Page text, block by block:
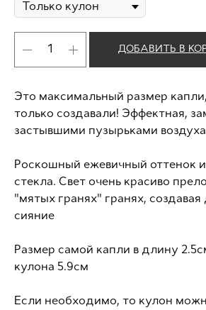
ДОБАВИТЬ В
Это максимальный размер
только создавали! Эффектная,
застывшими пузырьками воздуха
Роскошный ежевичный оттенок
стекла. Свет очень красиво
"мятых гранях" гранях,
сияние
Размер самой капли в длину
кулона 5.9см
Если необходимо, то кулон